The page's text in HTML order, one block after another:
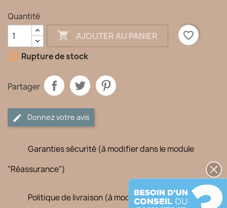
Quantité
 AJOUTER AU PANIER
favorite_border
 Rupture de stock
Partager
Donnez votre avis
Garanties sécurité (à modifier dans le module
"Réassurance")
Politique de livraison (à modifier dans le module